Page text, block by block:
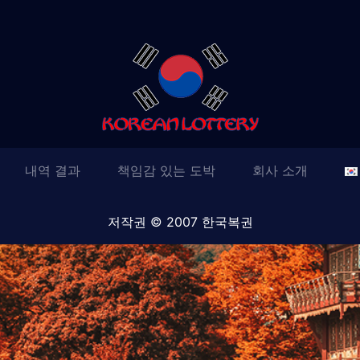
내역 결과 책임감 있는 도박 회사 소개
저작권 © 2007 한국복권